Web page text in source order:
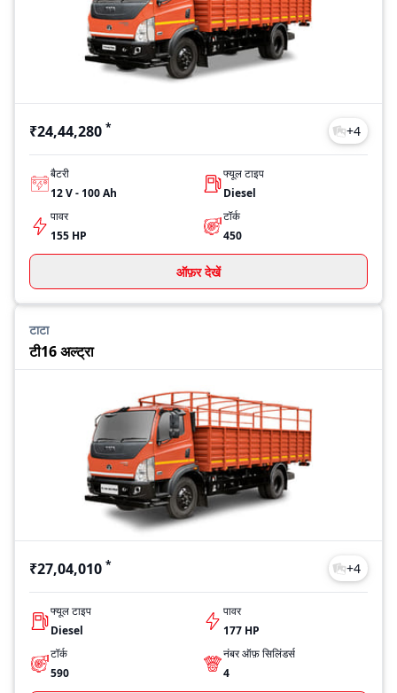
₹24,44,280 * +4
बैटरी
12 V - 100 Ah
फ्यूल टाइप
Diesel
पावर
155 HP
टॉर्क
450
ऑफ़र देखें
टाटा
टी16 अल्ट्रा
₹27,04,010 * +4
फ्यूल टाइप
Diesel
पावर
177 HP
टॉर्क
590
नंबर ऑफ़ सिलिंडर्स
4